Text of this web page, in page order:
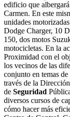
edificio que
Carmen. En este
unidades
Dodge Charger, 10
150, dos motos
motocicletas. En la
Proximidad con el
los vecinos de las
conjunto en temas
través de la
de Seguridad
diversos cursos de
cómo hacer más